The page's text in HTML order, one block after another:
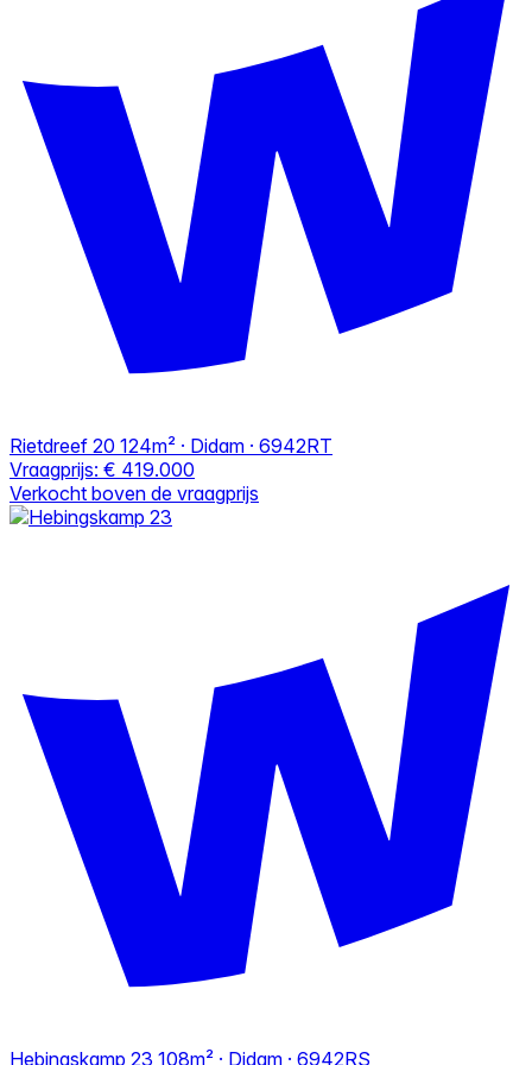
Rietdreef 20 124m² · Didam · 6942RT
Vraagprijs: € 419.000
Verkocht boven de vraagprijs
Hebingskamp 23 108m² · Didam · 6942RS